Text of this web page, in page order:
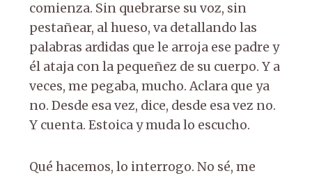
comienza. Sin quebrarse su voz, sin
pestañear, al hueso, va detallando las
palabras ardidas que le arroja ese padre y
él ataja con la pequeñez de su cuerpo. Y a
veces, me pegaba, mucho. Aclara que ya
no. Desde esa vez, dice, desde esa vez no.
Y cuenta. Estoica y muda lo escucho.
Qué hacemos, lo interrogo. No sé, me